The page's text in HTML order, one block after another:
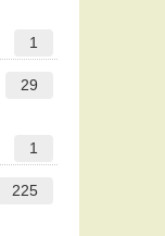
1
29
1
225